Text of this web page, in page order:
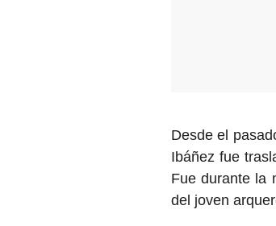
Desde el
Ibáñez fue
Fue durante la
del joven